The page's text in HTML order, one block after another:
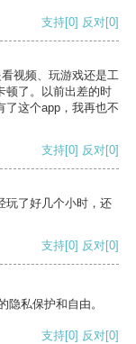
支持[0] 反对[0]
视频、玩游戏还是工
顿了。以前出差的时
了这个app，我再也不
支持[0] 反对[0]
玩了好几个小时，还
支持[0] 反对[0]
私保护和自由。
支持[0] 反对[0]